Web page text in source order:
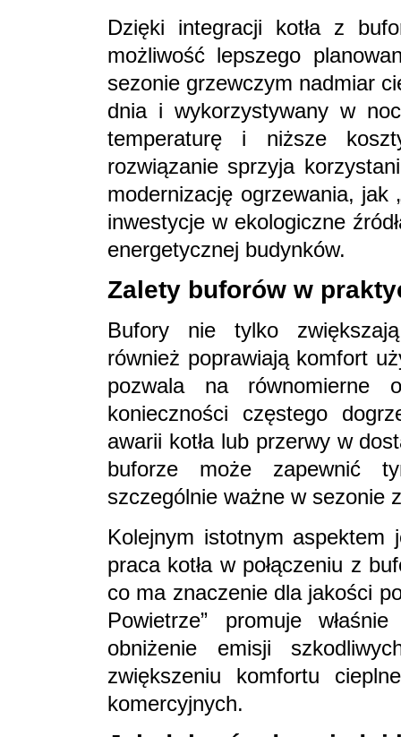
Dzięki integracji kotła z
możliwość lepszego
sezonie grzewczym nadmiar
dnia i wykorzystywany w
temperaturę i niższe
rozwiązanie sprzyja
modernizację ogrzewania, jak
inwestycje w ekologiczne
energetycznej budynków.
Zalety buforów w
Bufory nie tylko
również poprawiają komfort
pozwala na równomierne
konieczności częstego
awarii kotła lub przerwy w
buforze może zapewnić
szczególnie ważne w sezonie
Kolejnym istotnym aspektem
praca kotła w połączeniu z
co ma znaczenie dla jakości
Powietrze” promuje
obniżenie emisji
zwiększeniu komfortu
komercyjnych.